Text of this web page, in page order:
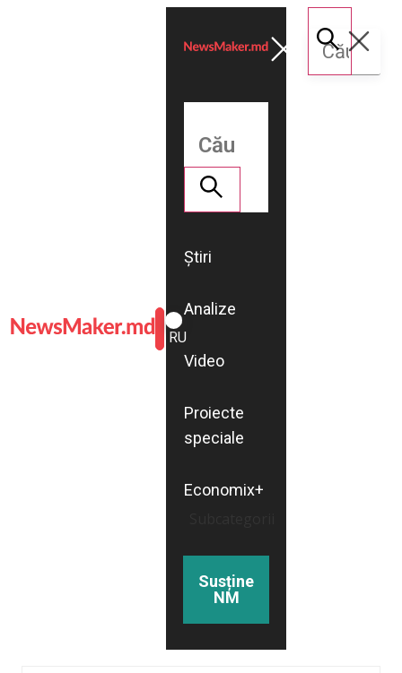
ROMÂNĂ
RU
Știri
Analize
Video
Proiecte
speciale
Economix+
Susține
NM